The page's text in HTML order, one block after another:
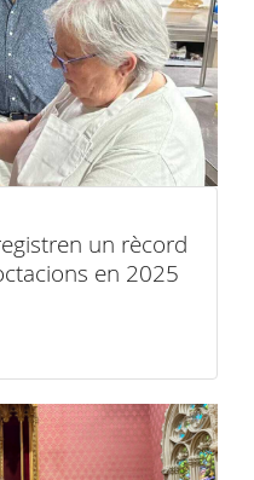
un rècord
en 2025